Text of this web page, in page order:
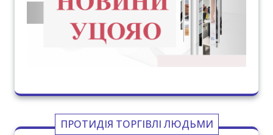
ПРОТИДІЯ ТОРГІВЛІ ЛЮДЬМИ